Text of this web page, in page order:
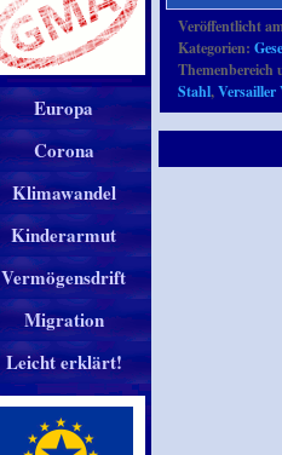
Europa
Corona
Klimawandel
Kinderarmut
Vermögensdrift
Migration
Leicht erklärt!
Veröffentlicht
Kategorien:
Themenbereich
Stahl,Versailler